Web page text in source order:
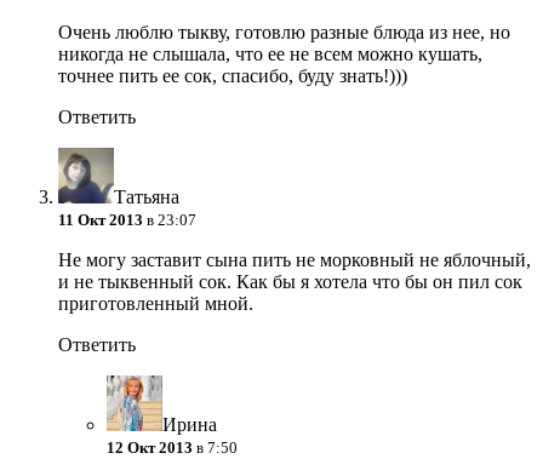
Очень люблю тыкву, готовлю разные блюда из нее, но
никогда не слышала, что ее не всем можно кушать,
точнее пить ее сок, спасибо, буду знать!)))
Ответить
Татьяна
11 Окт 2013 в 23:07
Не могу заставит сына пить не морковный не яблочный,
и не тыквенный сок. Как бы я хотела что бы он пил сок
приготовленный мной.
Ответить
Ирина
12 Окт 2013 в 7:50